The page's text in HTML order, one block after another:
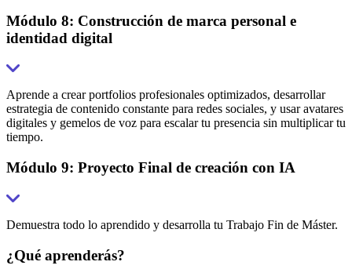
Módulo 8: Construcción de marca personal e
identidad digital
Aprende a crear portfolios profesionales optimizados, desarrollar
estrategia de contenido constante para redes sociales, y usar avatares
digitales y gemelos de voz para escalar tu presencia sin multiplicar tu
tiempo.
Módulo 9: Proyecto Final de creación con IA
Demuestra todo lo aprendido y desarrolla tu Trabajo Fin de Máster.
¿Qué aprenderás?